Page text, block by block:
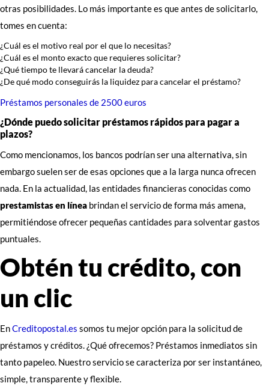
otras posibilidades. Lo más importante es que antes de solicitarlo,
tomes en cuenta:
¿Cuál es el motivo real por el que lo necesitas?
¿Cuál es el monto exacto que requieres solicitar?
¿Qué tiempo te llevará cancelar la deuda?
¿De qué modo conseguirás la liquidez para cancelar el préstamo?
Préstamos personales de 2500 euros
¿Dónde puedo solicitar préstamos rápidos para pagar a
plazos?
Como mencionamos, los bancos podrían ser una alternativa, sin
embargo suelen ser de esas opciones que a la larga nunca ofrecen
nada. En la actualidad, las entidades financieras conocidas como
prestamistas en línea brindan el servicio de forma más amena,
permitiéndose ofrecer pequeñas cantidades para solventar gastos
puntuales.
Obtén tu crédito, con
un clic
EnCreditopostal.es somos tu mejor opción para la solicitud de
préstamos y créditos. ¿Qué ofrecemos? Préstamos inmediatos sin
tanto papeleo. Nuestro servicio se caracteriza por ser instantáneo,
simple, transparente y flexible.